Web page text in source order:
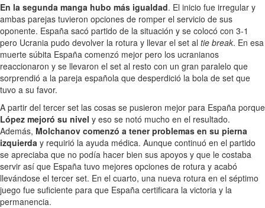
En la segunda manga hubo más igualdad. El inicio fue irregular y
ambas parejas tuvieron opciones de romper el servicio de sus
oponente. España sacó partido de la situación y se colocó con 3-1
pero Ucrania pudo devolver la rotura y llevar el set al tie break. En esa
muerte súbita España comenzó mejor pero los ucranianos
reaccionaron y se llevaron el set al resto con un gran paralelo que
sorprendió a la pareja española que desperdició la bola de set que
tuvo a su favor.
A partir del tercer set las cosas se pusieron mejor para España porque
López mejoró su nivel y eso se notó mucho en el resultado.
Además, Molchanov comenzó a tener problemas en su pierna
izquierda y requirió la ayuda médica. Aunque continuó en el partido
se apreciaba que no podía hacer bien sus apoyos y que le costaba
servir así que España tuvo mejores opciones de rotura y acabó
llevándose el tercer set. En el cuarto, una nueva rotura en el séptimo
juego fue suficiente para que España certificara la victoria y la
permanencia.